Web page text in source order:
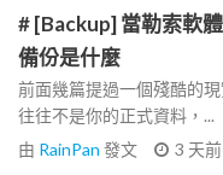
# [Backup] 當勒索軟
備份是什麼
前面幾篇提過一個殘酷的
往往不是你的正式資料，...
由 RainPan 發文 3 天前